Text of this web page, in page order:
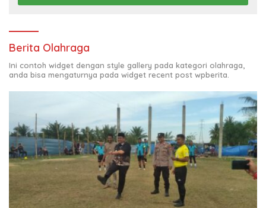
Berita Olahraga
Ini contoh widget dengan style gallery pada kategori olahraga,
anda bisa mengaturnya pada widget recent post wpberita.